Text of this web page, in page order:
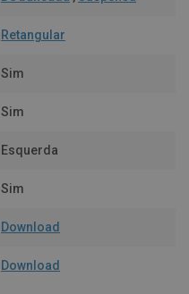
Retangular
Sim
Sim
Esquerda
Sim
Download
Download